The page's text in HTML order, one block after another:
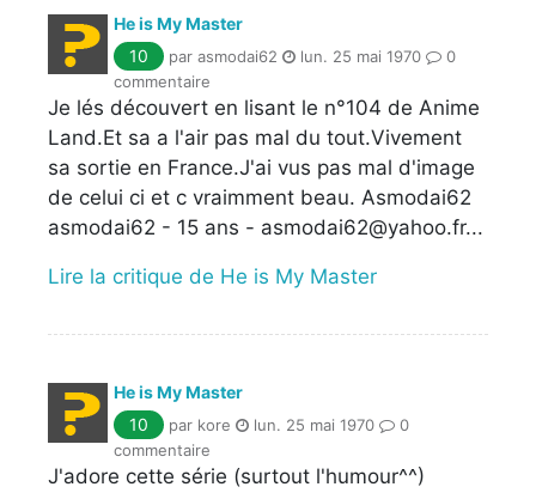
He is My Master
10
par asmodai62 lun. 25 mai 1970
0
commentaire
Je lés découvert en lisant le n°104 de Anime
Land.Et sa a l'air pas mal du tout.Vivement
sa sortie en France.J'ai vus pas mal d'image
de celui ci et c vraimment beau. Asmodai62
asmodai62 - 15 ans - asmodai62@yahoo.fr...
Lire la critique de He is My Master
He is My Master
10
par kore lun. 25 mai 1970
0
commentaire
J'adore cette série (surtout l'humour^^)